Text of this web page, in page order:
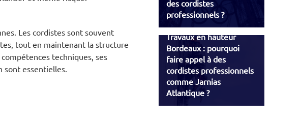
Les cordistes sont souvent
tout en maintenant la structure
techniques, ses
essentielles.
des cordistes
professionnels ?
Travaux en hauteur
Bordeaux : pourquoi
faire appel à des
cordistes professionnels
comme Jarnias
Atlantique ?